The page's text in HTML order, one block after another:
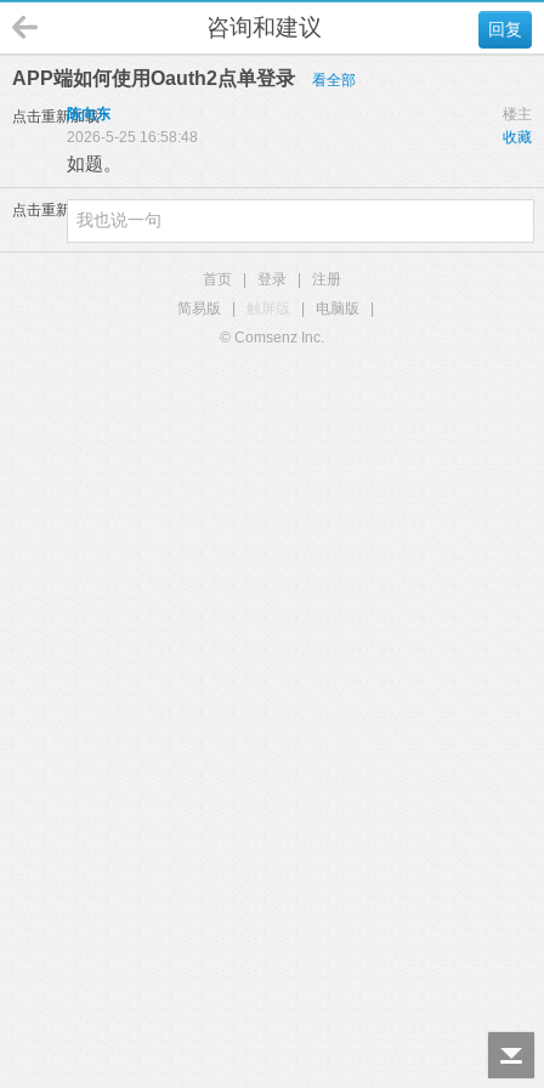
回复
咨询和建议
APP端如何使用Oauth2点单登录 看全部
点击重新加载 楼主
陈向东
收藏
2026-5-25 16:58:48
如题。
点击重新加载
首页 登录
注册
简易版
触屏版 电脑版
© Comsenz Inc.